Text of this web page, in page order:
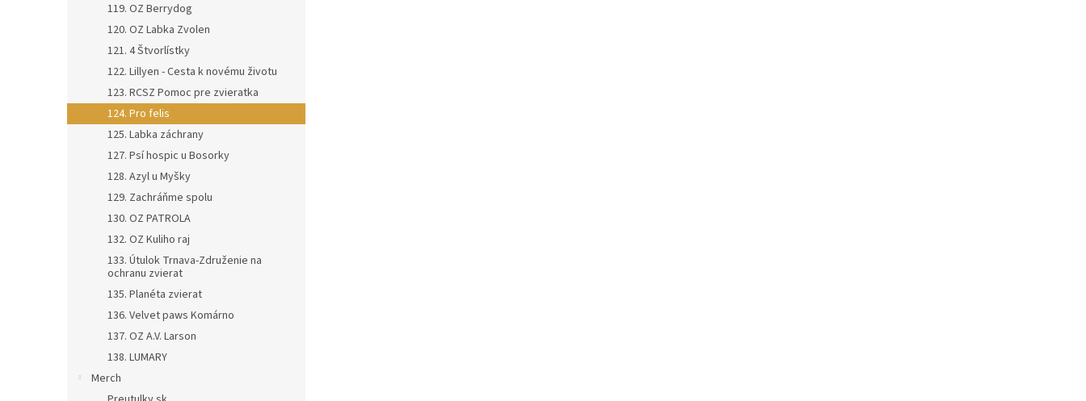
119. OZ Berrydog
120. OZ Labka Zvolen
121. 4 Štvorlístky
122. Lillyen - Cesta k novému životu
123. RCSZ Pomoc pre zvieratka
124. Pro felis
125. Labka záchrany
127. Psí hospic u Bosorky
128. Azyl u Myšky
129. Zachráňme spolu
130. OZ PATROLA
132. OZ Kuliho raj
133. Útulok Trnava-Združenie na
ochranu zvierat
135. Planéta zvierat
136. Velvet paws Komárno
137. OZ A.V. Larson
138. LUMARY
Merch